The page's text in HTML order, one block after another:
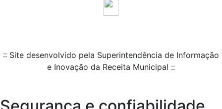
:: Site desenvolvido pela Superintendência de Informação
e Inovação da Receita Municipal ::